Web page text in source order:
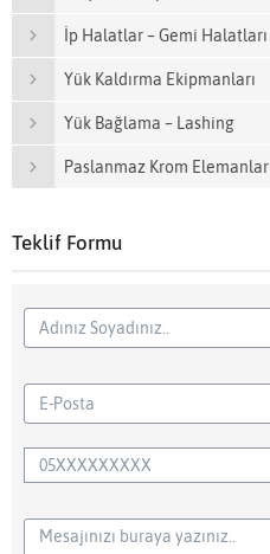
İp Halatlar – Gemi Halatları
Yük Kaldırma Ekipmanları
Yük Bağlama – Lashing
Paslanmaz Krom Elemanlar
Teklif Formu